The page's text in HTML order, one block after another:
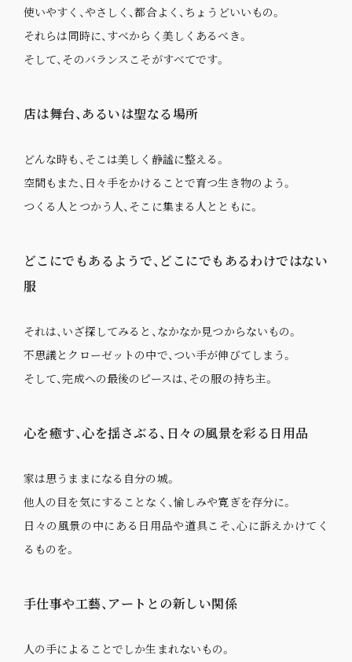
使いやすく、やさしく、都合よく、ちょうどいいもの。
それらは同時に、すべからく美しくあるべき。
そして、そのバランスこそがすべてです。
店は舞台、あるいは聖なる場所
どんな時も、そこは美しく静謐に整える。
空間もまた、日々手をかけることで育つ生き物のよう。
つくる人とつかう人、そこに集まる人とともに。
どこにでもあるようで、どこにでもあるわけではない
服
それは、いざ探してみると、なかなか見つからないもの。
不思議とクローゼットの中で、つい手が伸びてしまう。
そして、完成への最後のピースは、その服の持ち主。
心を癒す、心を揺さぶる、日々の風景を彩る日用品
家は思うままになる自分の城。
他人の目を気にすることなく、愉しみや寛ぎを存分に。
日々の風景の中にある日用品や道具こそ、心に訴えかけてく
るものを。
手仕事や工藝、アートとの新しい関係
人の手によることでしか生まれないもの。